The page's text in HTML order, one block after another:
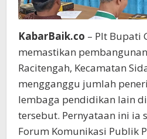
KabarBaik.co – Plt Bupati
memastikan
Racitengah, Kecamatan
mengganggu jumlah
lembaga pendidikan lain
tersebut. Pernyataan ini ia
Forum Komunikasi Publik